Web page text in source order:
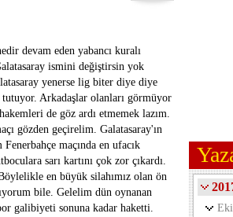
devam eden yabancı kuralı
ismini değiştirsin yok
yenerse lig biter diye diye
tutuyor. Arkadaşlar olanları görmüyor
de göz ardı etmemek lazım.
gözden geçirelim. Galatasaray'ın
maçında en ufacık
sarı kartını çok zor çıkardı.
en büyük silahımız olan ön
bile. Gelelim dün oynanan
galibiyeti sonuna kadar haketti.